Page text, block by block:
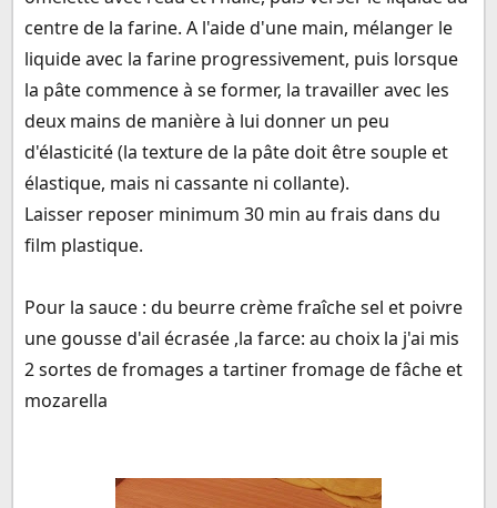
centre de la farine. A l'aide d'une main, mélanger le
liquide avec la farine progressivement, puis lorsque
la pâte commence à se former, la travailler avec les
deux mains de manière à lui donner un peu
d'élasticité (la texture de la pâte doit être souple et
élastique, mais ni cassante ni collante).
Laisser reposer minimum 30 min au frais dans du
film plastique.
Pour la sauce : du beurre crème fraîche sel et poivre
une gousse d'ail écrasée ,la farce: au choix la j'ai mis
2 sortes de fromages a tartiner fromage de fâche et
mozarella